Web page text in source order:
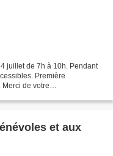
juillet de 7h à 10h. Pendant
Première
de votre
et aux